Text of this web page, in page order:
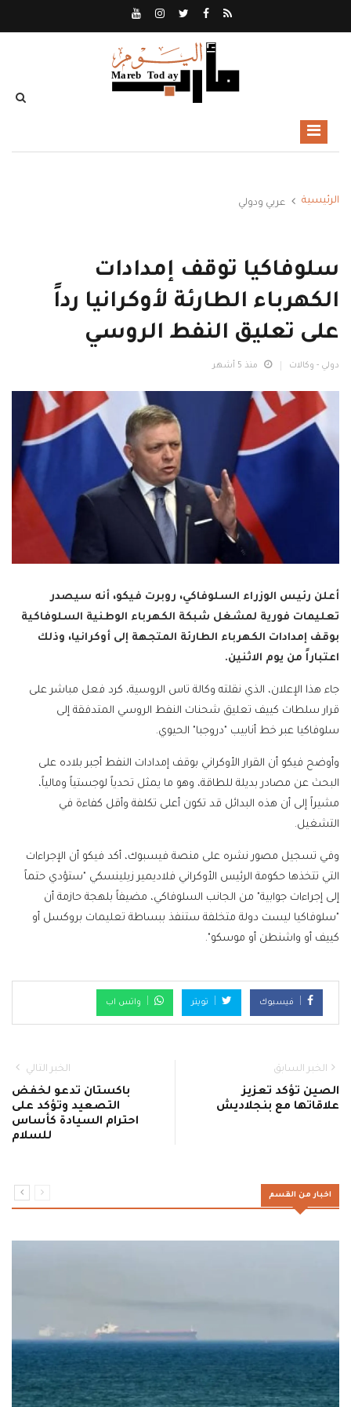
الرئيسية عربي ودولي
سلوفاكيا توقف إمدادات
الكهرباء الطارئة لأوكرانيا رداً
على تعليق النفط الروسي
دولي - وكالات منذ 5 أشهر
أعلن رئيس الوزراء السلوفاكي، روبرت فيكو، أنه سيصدر
تعليمات فورية لمشغل شبكة الكهرباء الوطنية السلوفاكية
بوقف إمدادات الكهرباء الطارئة المتجهة إلى أوكرانيا، وذلك
اعتباراً من يوم الاثنين.
جاء هذا الإعلان، الذي نقلته وكالة تاس الروسية، كرد فعل مباشر على
قرار سلطات كييف تعليق شحنات النفط الروسي المتدفقة إلى
سلوفاكيا عبر خط أنابيب "دروجبا" الحيوي.
وأوضح فيكو أن القرار الأوكراني بوقف إمدادات النفط أجبر بلاده على
البحث عن مصادر بديلة للطاقة، وهو ما يمثل تحدياً لوجستياً ومالياً،
مشيراً إلى أن هذه البدائل قد تكون أعلى تكلفة وأقل كفاءة في
التشغيل.
وفي تسجيل مصور نشره على منصة فيسبوك، أكد فيكو أن الإجراءات
التي تتخذها حكومة الرئيس الأوكراني فلاديمير زيلينسكي "ستؤدي حتماً
إلى إجراءات جوابية" من الجانب السلوفاكي، مضيفاً بلهجة حازمة أن
"سلوفاكيا ليست دولة متخلفة ستنفذ ببساطة تعليمات بروكسل أو
كييف أو واشنطن أو موسكو".
فيسبوك تويتر واتس اب
الخبر السابق
الصين تؤكد تعزيز
علاقاتها مع بنجلاديش
الخبر التالي
باكستان تدعو لخفض
التصعيد وتؤكد على
احترام السيادة كأساس
للسلام
اخبار من القسم